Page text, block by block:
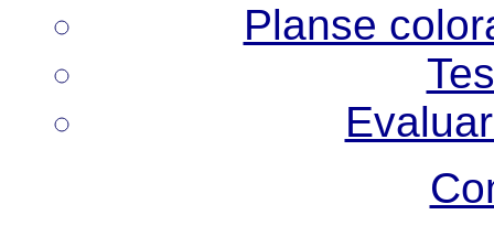
Planse